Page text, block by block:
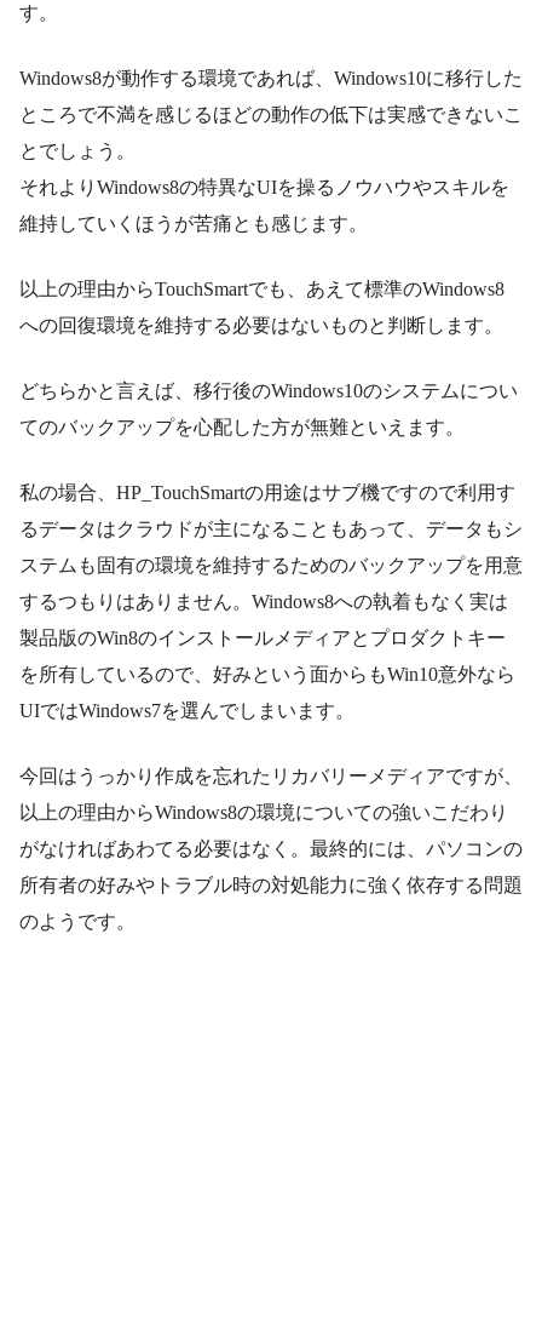
す。
Windows8が動作する環境であれば、Windows10に移行した
ところで不満を感じるほどの動作の低下は実感できないこ
とでしょう。
それよりWindows8の特異なUIを操るノウハウやスキルを
維持していくほうが苦痛とも感じます。
以上の理由からTouchSmartでも、あえて標準のWindows8
への回復環境を維持する必要はないものと判断します。
どちらかと言えば、移行後のWindows10のシステムについ
てのバックアップを心配した方が無難といえます。
私の場合、HP_TouchSmartの用途はサブ機ですので利用す
るデータはクラウドが主になることもあって、データもシ
ステムも固有の環境を維持するためのバックアップを用意
するつもりはありません。Windows8への執着もなく実は
製品版のWin8のインストールメディアとプロダクトキー
を所有しているので、好みという面からもWin10意外なら
UIではWindows7を選んでしまいます。
今回はうっかり作成を忘れたリカバリーメディアですが、
以上の理由からWindows8の環境についての強いこだわり
がなければあわてる必要はなく。最終的には、パソコンの
所有者の好みやトラブル時の対処能力に強く依存する問題
のようです。